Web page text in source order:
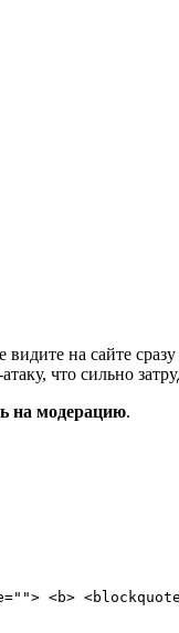
видите на сайте
что сильно
на модерацию.
<b>